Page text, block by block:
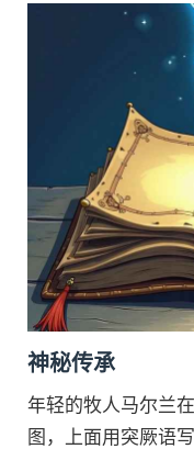
神秘传承
年轻的牧人马尔兰
图，上面用突厥语